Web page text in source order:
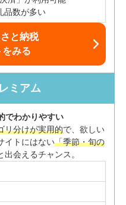
品数が多い
と納税
みる
ミアム
でわかりやすい
リ分けが実用的で、欲しい
イトにはない「季節・旬の
会えるチャンス。